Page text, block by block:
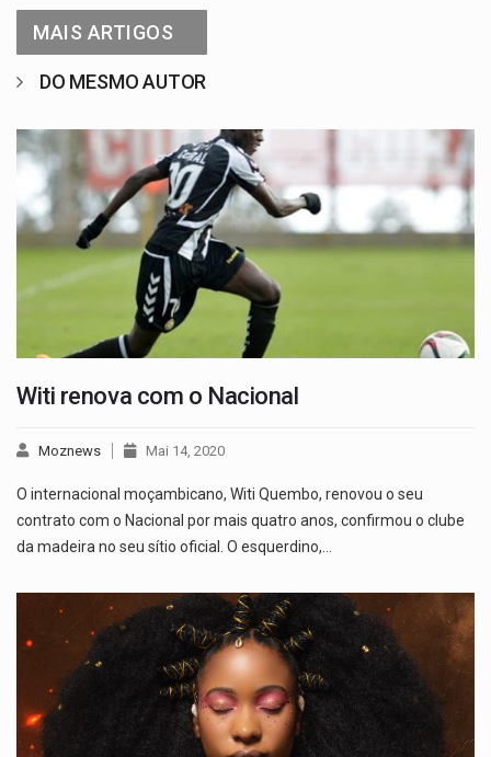
MAIS ARTIGOS
DO MESMO AUTOR
Witi renova com o Nacional
Moznews Mai 14, 2020
O internacional moçambicano, Witi Quembo, renovou o seu
contrato com o Nacional por mais quatro anos, confirmou o clube
da madeira no seu sítio oficial. O esquerdino,…